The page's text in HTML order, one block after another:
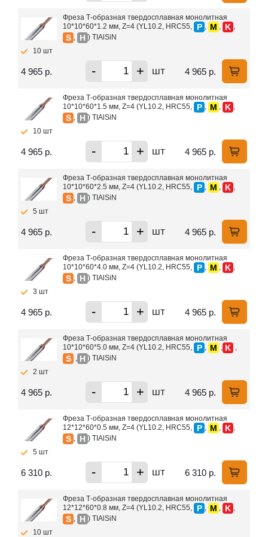
Фреза Т-образная твердосплавная монолитная
10*10*60*1.2 мм, Z=4 (YL10.2, HRC55,
P , M , K ,
S , H ) TIAlSiN
10 шт
4 965 р. - + шт 4 965 р.
Фреза Т-образная твердосплавная монолитная
10*10*60*1.5 мм, Z=4 (YL10.2, HRC55,
P , M , K ,
S , H ) TIAlSiN
10 шт
4 965 р. - + шт 4 965 р.
Фреза Т-образная твердосплавная монолитная
10*10*60*2.5 мм, Z=4 (YL10.2, HRC55,
P , M , K ,
S , H ) TIAlSiN
5 шт
4 965 р. - + шт 4 965 р.
Фреза Т-образная твердосплавная монолитная
10*10*60*4.0 мм, Z=4 (YL10.2, HRC55,
P , M , K ,
S , H ) TIAlSiN
3 шт
4 965 р. - + шт 4 965 р.
Фреза Т-образная твердосплавная монолитная
10*10*60*5.0 мм, Z=4 (YL10.2, HRC55,
P , M , K ,
S , H ) TIAlSiN
2 шт
4 965 р. - + шт 4 965 р.
Фреза Т-образная твердосплавная монолитная
12*12*60*0.5 мм, Z=4 (YL10.2, HRC55,
P , M , K ,
S , H ) TIAlSiN
5 шт
6 310 р. - + шт 6 310 р.
Фреза Т-образная твердосплавная монолитная
12*12*60*0.8 мм, Z=4 (YL10.2, HRC55,
P , M , K ,
S , H ) TIAlSiN
10 шт